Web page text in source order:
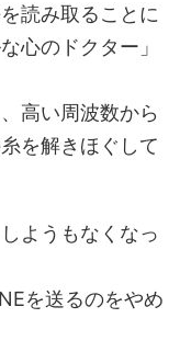
読み取ることに
心のドクター」
高い周波数から
を解きほぐして
ようもなくなっ
を送るのをやめ